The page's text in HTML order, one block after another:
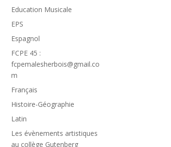
Education Musicale
EPS
Espagnol
FCPE 45 :
fcpemalesherbois@gmail.co
m
Français
Histoire-Géographie
Latin
Les évènements artistiques
au collège Gutenberg